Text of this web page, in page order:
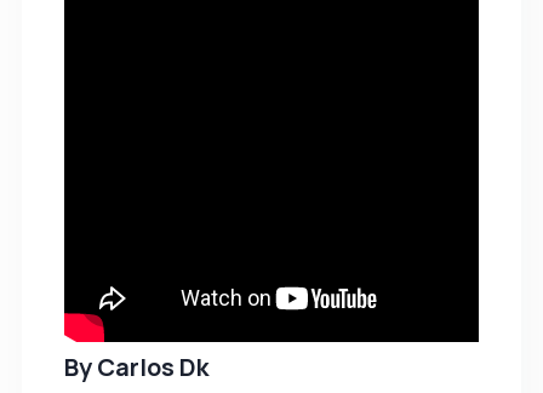
ByCarlos Dk